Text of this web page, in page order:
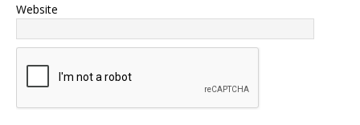
Website